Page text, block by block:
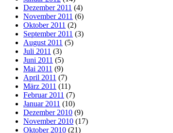
Dezember 2011 (4)
November 2011 (6)
Oktober 2011 (2)
September 2011 (3)
August 2011 (5)
Juli 2011 (3)
Juni 2011 (5)
Mai 2011 (9)
April 2011 (7)
März 2011 (11)
Februar 2011 (7)
Januar 2011 (10)
Dezember 2010 (9)
November 2010 (17)
Oktober 2010 (21)